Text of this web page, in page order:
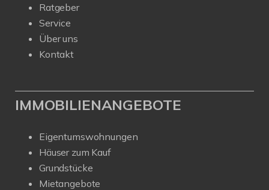
Ratgeber
Service
Über uns
Kontakt
IMMOBILIENANGEBOTE
Eigentumswohnungen
Häuser zum Kauf
Grundstücke
Mietangebote